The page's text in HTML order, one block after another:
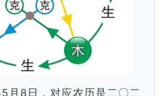
月8日，对应农历是二〇二